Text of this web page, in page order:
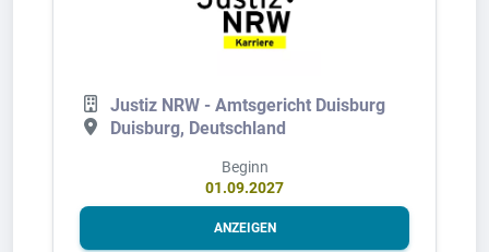
Justiz NRW - Amtsgericht Duisburg
Duisburg, Deutschland
Beginn
01.09.2027
ANZEIGEN